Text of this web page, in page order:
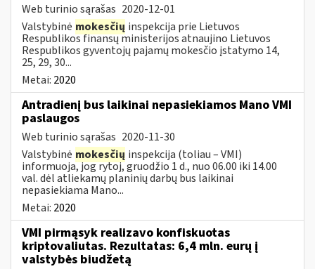
Web turinio sąrašas 2020-12-01
Valstybinė mokesčių inspekcija prie Lietuvos
Respublikos finansų ministerijos atnaujino Lietuvos
Respublikos gyventojų pajamų mokesčio įstatymo 14,
25, 29, 30...
Metai: 2020
Antradienį bus laikinai nepasiekiamos Mano VMI
paslaugos
Web turinio sąrašas 2020-11-30
Valstybinė mokesčių inspekcija (toliau – VMI)
informuoja, jog rytoj, gruodžio 1 d., nuo 06.00 iki 14.00
val. dėl atliekamų planinių darbų bus laikinai
nepasiekiama Mano...
Metai: 2020
VMI pirmąsyk realizavo konfiskuotas
kriptovaliutas. Rezultatas: 6,4 mln. eurų į
valstybės biudžetą